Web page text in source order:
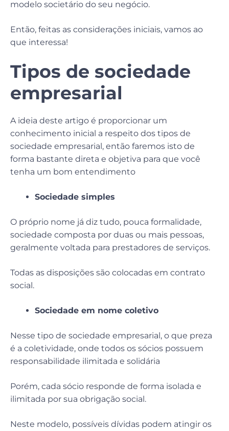
modelo societário do seu negócio.
Então, feitas as considerações iniciais, vamos ao
que interessa!
Tipos de sociedade
empresarial
A ideia deste artigo é proporcionar um
conhecimento inicial a respeito dos tipos de
sociedade empresarial, então faremos isto de
forma bastante direta e objetiva para que você
tenha um bom entendimento
Sociedade simples
O próprio nome já diz tudo, pouca formalidade,
sociedade composta por duas ou mais pessoas,
geralmente voltada para prestadores de serviços.
Todas as disposições são colocadas em contrato
social.
Sociedade em nome coletivo
Nesse tipo de sociedade empresarial, o que preza
é a coletividade, onde todos os sócios possuem
responsabilidade ilimitada e solidária
Porém, cada sócio responde de forma isolada e
ilimitada por sua obrigação social.
Neste modelo, possíveis dívidas podem atingir os